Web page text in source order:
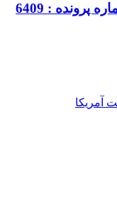
: 6409
آمریکا